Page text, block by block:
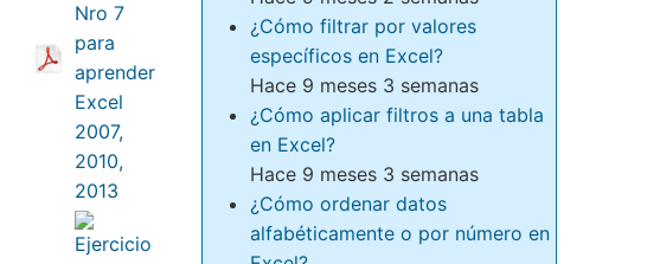
¿Cómo filtrar por valores
específicos en Excel?
Hace 9 meses 3 semanas
¿Cómo aplicar filtros a una tabla
en Excel?
Hace 9 meses 3 semanas
¿Cómo ordenar datos
alfabéticamente o por número en